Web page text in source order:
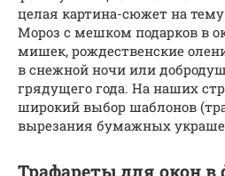
целая картина-сюжет на
Мороз с мешком подарков в
мишек, рождественские
в снежной ночи или
грядущего года. На наших
широкий выбор шаблонов
вырезания бумажных
Трафареты для окон в